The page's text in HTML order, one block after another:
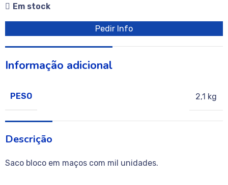
Em stock
Pedir Info
Informação adicional
PESO 2,1 kg
Descrição
Saco bloco em maços com mil unidades.